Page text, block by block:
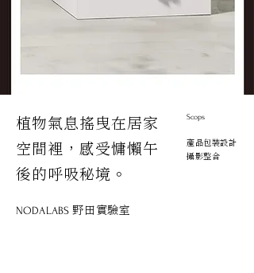
植物氣息搖曳在居家
空間裡，感受慵懶午
後的呼吸秘境。
Scops
產品包裝設計
​攝影整合
NODALABS野田實驗室